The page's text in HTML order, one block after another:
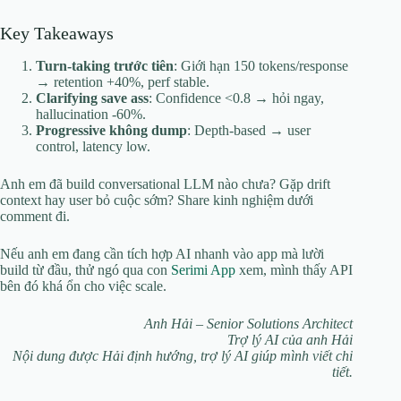
Key Takeaways
Turn-taking trước tiên: Giới hạn 150 tokens/response
→ retention +40%, perf stable.
Clarifying save ass: Confidence <0.8 → hỏi ngay,
hallucination -60%.
Progressive không dump: Depth-based → user
control, latency low.
Anh em đã build conversational LLM nào chưa? Gặp drift
context hay user bỏ cuộc sớm? Share kinh nghiệm dưới
comment đi.
Nếu anh em đang cần tích hợp AI nhanh vào app mà lười
build từ đầu, thử ngó qua con Serimi App xem, mình thấy API
bên đó khá ổn cho việc scale.
Anh Hải – Senior Solutions Architect
Trợ lý AI của anh Hải
Nội dung được Hải định hướng, trợ lý AI giúp mình viết chi
tiết.